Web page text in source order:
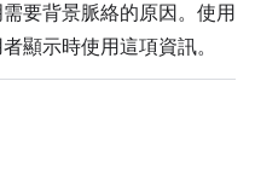
要背景脈絡的原因。使用
顯示時使用這項資訊。